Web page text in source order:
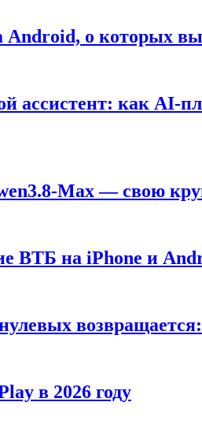
о которых вы
ассистент: как AI-
Max — свою
ВТБ на iPhone и
в 2026 году